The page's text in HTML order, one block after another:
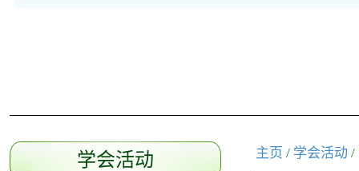
学会活动 主页 / 学会活动 /